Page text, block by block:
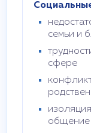
семьи и
сфере
общение